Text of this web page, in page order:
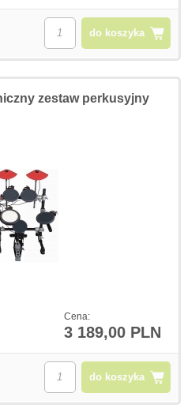
do koszyka
Cena:
3 189,00 PLN
zestaw perkusyjny
do koszyka